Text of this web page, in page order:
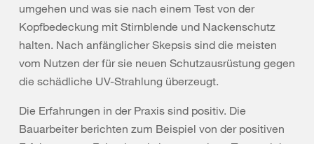
umgehen und was sie nach einem Test von der
Kopfbedeckung mit Stirnblende und Nackenschutz
halten. Nach anfänglicher Skepsis sind die meisten
vom Nutzen der für sie neuen Schutzausrüstung gegen
die schädliche UV-Strahlung überzeugt.
Die Erfahrungen in der Praxis sind positiv. Die
Bauarbeiter berichten zum Beispiel von der positiven